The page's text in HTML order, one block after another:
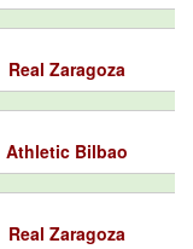
Real Zaragoza
Athletic Bilbao
Real Zaragoza